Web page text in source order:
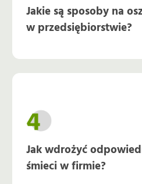
Jakie są sposoby na
w przedsiębiorstwie?
Jak wdrożyć
śmieci w firmie?